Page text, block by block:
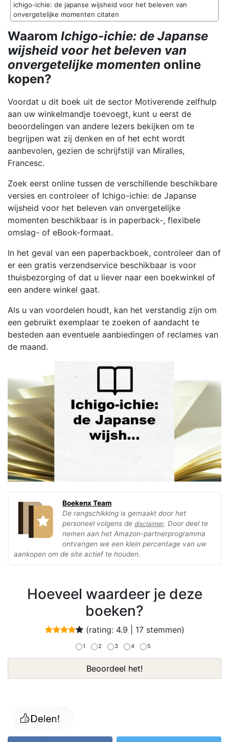
ichigo-ichie: de japanse wijsheid voor het beleven van
onvergetelijke momenten citaten
Waarom Ichigo-ichie: de Japanse
wijsheid voor het beleven van
onvergetelijke momenten online
kopen?
Voordat u dit boek uit de sector Motiverende zelfhulp
aan uw winkelmandje toevoegt, kunt u eerst de
beoordelingen van andere lezers bekijken om te
begrijpen wat zij denken en of het echt wordt
aanbevolen, gezien de schrijfstijl van Miralles,
Francesc.
Zoek eerst online tussen de verschillende beschikbare
versies en controleer of Ichigo-ichie: de Japanse
wijsheid voor het beleven van onvergetelijke
momenten beschikbaar is in paperback-, flexibele
omslag- of eBook-formaat.
In het geval van een paperbackboek, controleer dan of
er een gratis verzendservice beschikbaar is voor
thuisbezorging of dat u liever naar een boekwinkel of
een andere winkel gaat.
Als u van voordelen houdt, kan het verstandig zijn om
een gebruikt exemplaar te zoeken of aandacht te
besteden aan eventuele aanbiedingen of reclames van
de maand.
Boekenx Team
De rangschikking is gemaakt door het
personeel volgens de disclaimer. Door deel te
nemen aan het Amazon-partnerprogramma
ontvangen we een klein percentage van uw
aankopen om de site actief te houden.
Hoeveel waardeer je deze
boeken?
(rating: 4.9 17stemmen)
1 2 3 4 5
Beoordeel het!